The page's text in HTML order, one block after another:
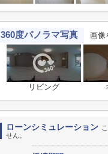
360度パノラマ写真 画像
リビング
ローンシミュレーション
せん。